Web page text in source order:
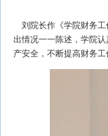
刘院长作《学院财务工
出情况一一陈述，学院
产安全，不断提高财务